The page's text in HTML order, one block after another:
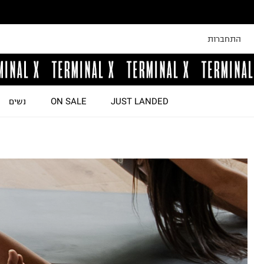
התחברות
JUST LANDED
ON SALE נשים